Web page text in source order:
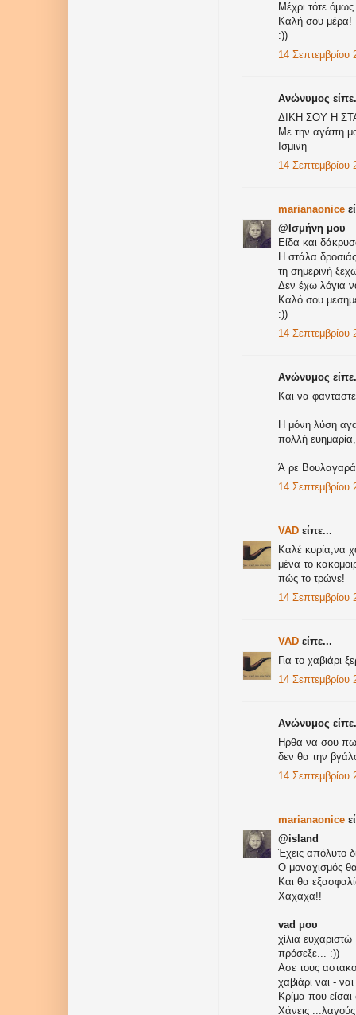
Μέχρι τότε
Καλή σου μέρα!
:))
14 Σεπτεμβρίου
Ανώνυμος
ΔΙΚΗ ΣΟΥ Η
Με την αγάπη
Ισμινη
14 Σεπτεμβρίου
marianaonice
@Ισμήνη μου
Είδα και
Η στάλα
τη σημερινή
Δεν έχω λόγια
Καλό σου
:))
14 Σεπτεμβρίου
Ανώνυμος
Και να
Η μόνη λύση
πολλή
Ά ρε
14 Σεπτεμβρίου
VAD είπε...
Καλέ κυρία,να
μένα το
πώς το τρώνε!
14 Σεπτεμβρίου
VAD είπε...
Για το χαβιάρι
14 Σεπτεμβρίου
Ανώνυμος
Ηρθα να σου πω
δεν θα την
14 Σεπτεμβρίου
marianaonice
@island
Έχεις απόλυτο
Ο μοναχισμός
Και θα
Χαχαχα!!
vad μου
χίλια
πρόσεξε... :))
Ασε τους
χαβιάρι ναι -
Κρίμα που
Χάνεις